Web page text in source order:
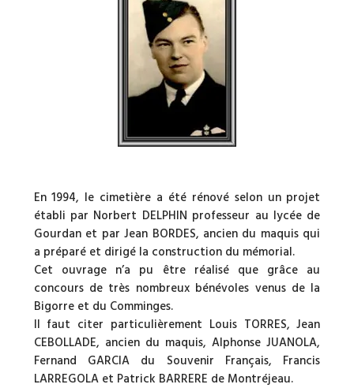
En 1994, le cimetière a été rénové selon un projet
établi par Norbert DELPHIN professeur au lycée de
Gourdan et par Jean BORDES, ancien du maquis qui
a préparé et dirigé la construction du mémorial.
Cet ouvrage n’a pu être réalisé que grâce au
concours de très nombreux bénévoles venus de la
Bigorre et du Comminges.
Il faut citer particulièrement Louis TORRES, Jean
CEBOLLADE, ancien du maquis, Alphonse JUANOLA,
Fernand GARCIA du Souvenir Français, Francis
LARREGOLA et Patrick BARRERE de Montréjeau.